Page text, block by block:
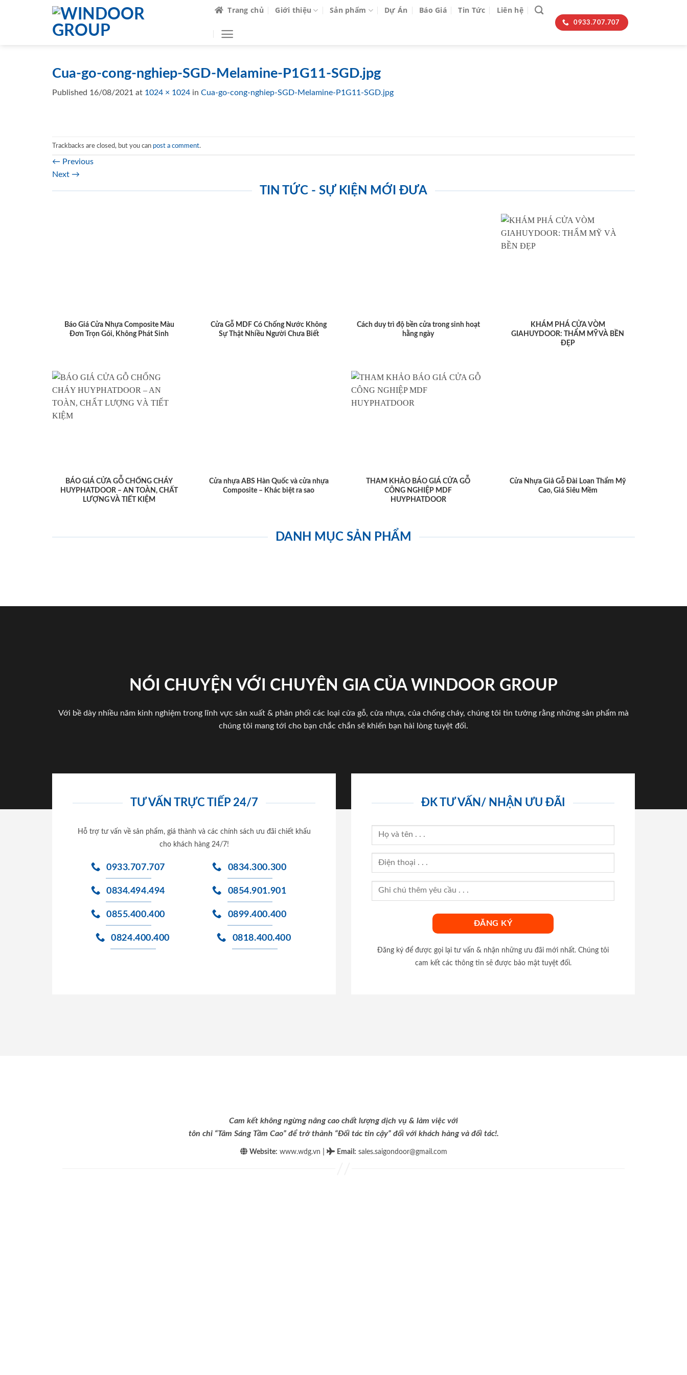
Trang chủ Giới thiệu Sản phẩm Dự Án Báo Giá Tin Tức Liên hệ
0933.707.707
Cua-go-cong-nghiep-SGD-Melamine-P1G11-SGD.jpg
Published 16/08/2021 at 1024 × 1024 in Cua-go-cong-nghiep-SGD-Melamine-P1G11-SGD.jpg
Trackbacks are closed, but you can post a comment.
← Previous
Next →
TIN TỨC - SỰ KIỆN MỚI ĐƯA
Báo Giá Cửa Nhựa Composite Màu
Đơn Trọn Gói, Không Phát Sinh
Cửa Gỗ MDF Có Chống Nước Không
Sự Thật Nhiều Người Chưa Biết
Cách duy trì độ bền cửa trong sinh hoạt
hằng ngày
KHÁM PHÁ CỬA VÒM
GIAHUYDOOR: THẨM MỸ VÀ BỀN
ĐẸP
BÁO GIÁ CỬA GỖ CHỐNG CHÁY
HUYPHATDOOR – AN TOÀN, CHẤT
LƯỢNG VÀ TIẾT KIỆM
Cửa nhựa ABS Hàn Quốc và cửa nhựa
Composite – Khác biệt ra sao
THAM KHẢO BÁO GIÁ CỬA GỖ
CÔNG NGHIỆP MDF
HUYPHATDOOR
Cửa Nhựa Giả Gỗ Đài Loan Thẩm Mỹ
Cao, Giá Siêu Mềm
DANH MỤC SẢN PHẨM
NÓI CHUYỆN VỚI CHUYÊN GIA CỦA WINDOOR GROUP
Với bề dày nhiều năm kinh nghiệm trong lĩnh vực sản xuất & phân phối các loại cửa gỗ, cửa nhựa, của chống cháy, chúng tôi tin tưởng rằng những sản phẩm mà
chúng tôi mang tới cho bạn chắc chắn sẽ khiến bạn hài lòng tuyệt đối.
TƯ VẤN TRỰC TIẾP 24/7
Hỗ trợ tư vấn về sản phẩm, giá thành và các chính sách ưu đãi chiết khấu
cho khách hàng 24/7!
0933.707.707
0834.494.494
0855.400.400
0824.400.400
0834.300.300
0854.901.901
0899.400.400
0818.400.400
ĐK TƯ VẤN/ NHẬN ƯU ĐÃI
Đăng ký để được gọi lại tư vấn & nhận những ưu đãi mới nhất. Chúng tôi
cam kết các thông tin sẽ được bảo mật tuyệt đối.
Cam kết không ngừng nâng cao chất lượng dịch vụ & làm việc với
tôn chỉ “Tâm Sáng Tầm Cao” để trở thành “Đối tác tin cậy” đối với khách hàng và đối tác!.
Website: www.wdg.vn Email : sales.saigondoor@gmail.com